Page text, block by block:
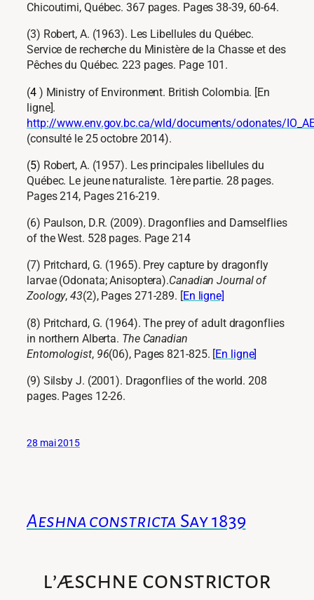
Chicoutimi, Québec. 367 pages. Pages 38-39, 60-64.
(3) Robert, A. (1963). Les Libellules du Québec.
Service de recherche du Ministère de la Chasse et des
Pêches du Québec. 223 pages. Page 101.
(4 ) Ministry of Environment. British Colombia. [En
ligne].
http://www.env.gov.bc.ca/wld/documents/odonates/
(consulté le 25 octobre 2014).
(5) Robert, A. (1957). Les principales libellules du
Québec. Le jeune naturaliste. 1ère partie. 28 pages.
Pages 214, Pages 216-219.
(6) Paulson, D.R. (2009). Dragonflies and Damselflies
of the West. 528 pages. Page 214
(7) Pritchard, G. (1965). Prey capture by dragonfly
larvae (Odonata; Anisoptera).Canadian Journal of
Zoology,43(2), Pages 271-289. [En ligne]
(8) Pritchard, G. (1964). The prey of adult dragonflies
in northern Alberta. The Canadian
Entomologist, 96(06), Pages 821-825. [En ligne]
(9) Silsby J. (2001). Dragonflies of the world. 208
pages. Pages 12-26.
28 mai 2015
Aeshna constricta Say 1839
l’æschne constrictor